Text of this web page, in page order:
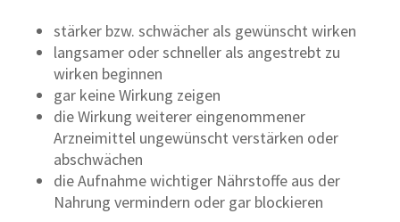
stärker bzw. schwächer als gewünscht wirken
langsamer oder schneller als angestrebt zu
wirken beginnen
gar keine Wirkung zeigen
die Wirkung weiterer eingenommener
Arzneimittel ungewünscht verstärken oder
abschwächen
die Aufnahme wichtiger Nährstoffe aus der
Nahrung vermindern oder gar blockieren